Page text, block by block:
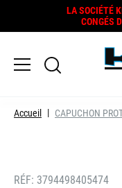
LA SOCIÉTÉ
CONGÉS
Accueil CAPUCHON
RÉF: 3794498405474